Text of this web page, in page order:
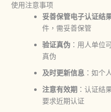
使用注意事项
妥善保管电子认证结
件，需妥善保管
验证真伪：用人单位
真伪
及时更新信息 ：如个
注意有效期：认证结
要求近期认证